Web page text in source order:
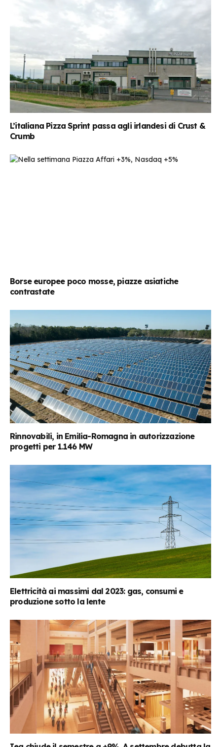
L’italiana Pizza Sprint passa agli irlandesi di Crust &
Crumb
Borse europee poco mosse, piazze asiatiche
contrastate
Rinnovabili, in Emilia-Romagna in autorizzazione
progetti per 1.146 MW
Elettricità ai massimi dal 2023: gas, consumi e
produzione sotto la lente